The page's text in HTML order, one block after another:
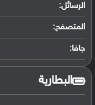
الرسائل:
المتصفح:
جافا:
البطارية